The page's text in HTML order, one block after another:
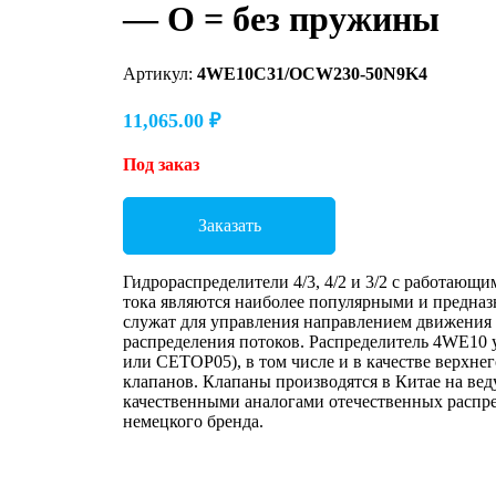
— O = без пружины
Артикул:4WE10C31/OCW230-50N9K4
11,065.00₽
Под заказ
Заказать
Гидрораспределители 4/3, 4/2 и 3/2 с
тока являются наиболее популярными и
служат для управления направлением
распределения потоков. Распределитель
или CETOP05), в том числе и в качестве
клапанов. Клапаны производятся в Китае на
качественными аналогами отечественных
немецкого бренда.